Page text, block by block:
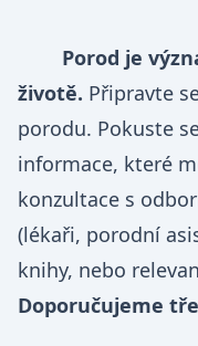
Porod je
životě. Připravte
porodu. Pokuste
informace, které
konzultace s
(lékaři, porodní
Doporučujeme